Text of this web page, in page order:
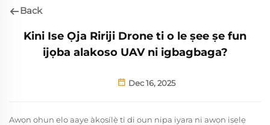
Back
Kini Ise Ọja Ririji Drone ti o le ṣee ṣe fun
ijọba alakoso UAV ni igbagbaga?
Dec 16, 2025
Awọn ohun elo aaye àkọsílẹ̀ ti di oun nipa iyara ni awọn iṣẹlẹ